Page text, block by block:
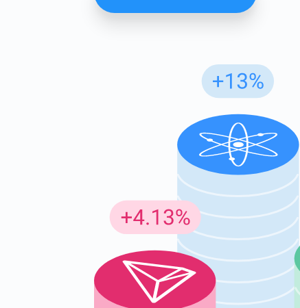
En